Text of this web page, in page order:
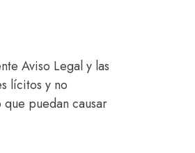
Aviso Legal y las
lícitos y no
puedan causar